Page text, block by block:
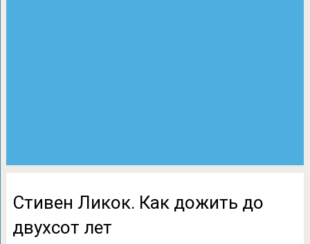
Стивен Ликок. Как дожить до
двухсот лет